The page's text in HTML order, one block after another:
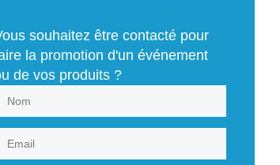
souhaitez être contacté pour
la promotion d'un événement
de vos produits ?